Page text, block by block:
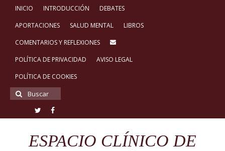
INICIO INTRODUCCIÓN
DEBATES
APORTACIONES
SALUD MENTAL
LIBROS
COMENTARIOS Y REFLEXIONES
POLÍTICA DE PRIVACIDAD
AVISO LEGAL
POLÍTICA DE COOKIES
Buscar
por:
ESPACIO CLÍNICO DE